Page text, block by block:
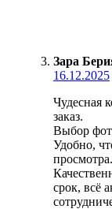
Зара
16.12.2025
Чудесная
заказ.
Выбор
Удобно,
срок, всё